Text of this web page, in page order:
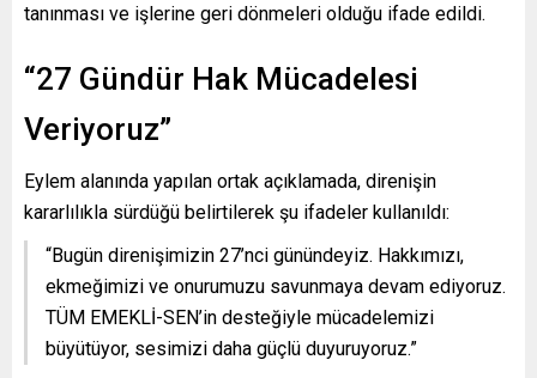
tanınması ve işlerine geri dönmeleri olduğu ifade edildi.
“27 Gündür Hak Mücadelesi
Veriyoruz”
Eylem alanında yapılan ortak açıklamada, direnişin
kararlılıkla sürdüğü belirtilerek şu ifadeler kullanıldı:
“Bugün direnişimizin 27’nci günündeyiz. Hakkımızı,
ekmeğimizi ve onurumuzu savunmaya devam ediyoruz.
TÜM EMEKLİ-SEN’in desteğiyle mücadelemizi
büyütüyor, sesimizi daha güçlü duyuruyoruz.”